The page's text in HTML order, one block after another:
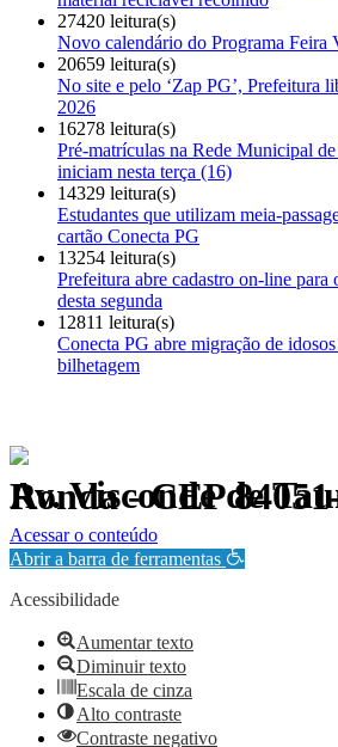
27420 leitura(s)
Novo calendário do Programa Feira
20659 leitura(s)
No site e pelo ‘Zap PG’, Prefeitura
2026
16278 leitura(s)
Pré-matrículas na Rede Municipal
iniciam nesta terça (16)
14329 leitura(s)
Estudantes que utilizam meia-
cartão Conecta PG
13254 leitura(s)
Prefeitura abre cadastro on-line para
desta segunda
12811 leitura(s)
Conecta PG abre migração de
bilhetagem
Av. Visconde de Taunay, 950 - Ronda - CEP
Política de Privacidade.
Acessar o conteúdo
Abrir a barra de ferramentas
Acessibilidade
Aumentar texto
Diminuir texto
Escala de cinza
Alto contraste
Contraste negativo